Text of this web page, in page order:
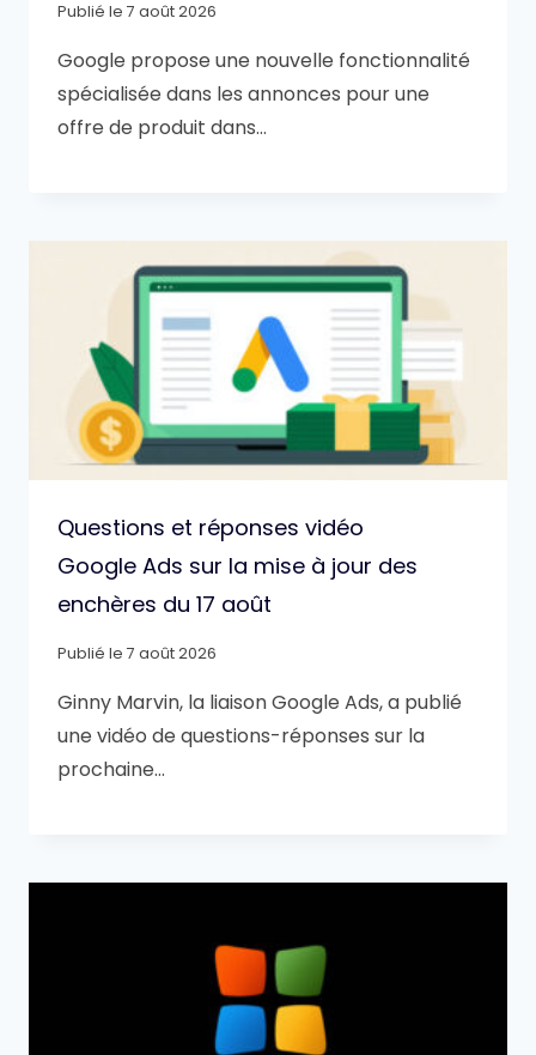
Publié le 7 août 2026
Google propose une nouvelle fonctionnalité
spécialisée dans les annonces pour une
offre de produit dans…
Questions et réponses vidéo
Google Ads sur la mise à jour des
enchères du 17 août
Publié le 7 août 2026
Ginny Marvin, la liaison Google Ads, a publié
une vidéo de questions-réponses sur la
prochaine…